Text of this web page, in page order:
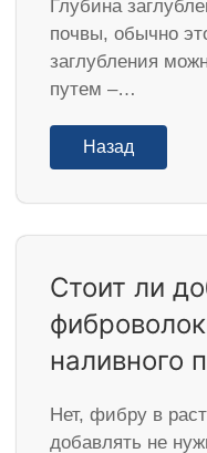
Глубина
почвы, обычно
заглубления
путем –…
Назад
Стоит ли
наливного
Нет, фибру в
добавлять не